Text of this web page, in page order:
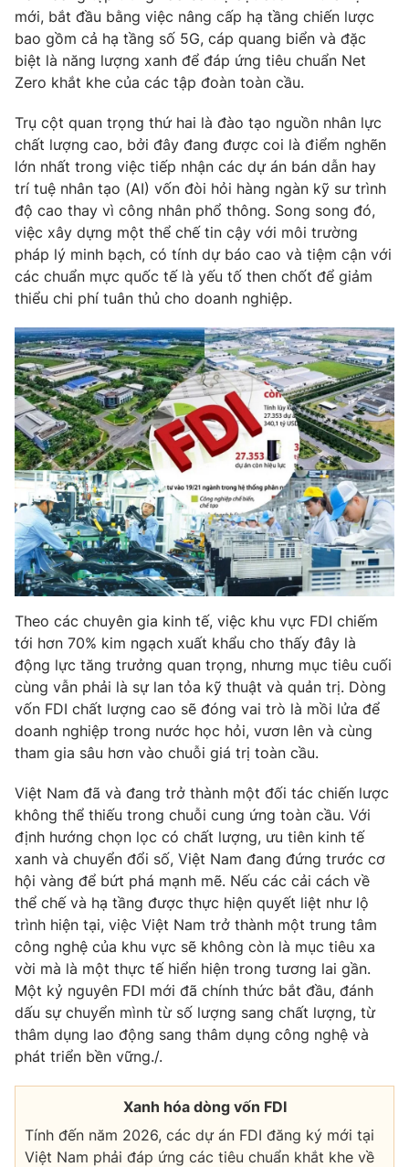
mới, bắt đầu bằng việc nâng cấp hạ tầng chiến lược
bao gồm cả hạ tầng số 5G, cáp quang biển và đặc
biệt là năng lượng xanh để đáp ứng tiêu chuẩn Net
Zero khắt khe của các tập đoàn toàn cầu.
Trụ cột quan trọng thứ hai là đào tạo nguồn nhân lực
chất lượng cao, bởi đây đang được coi là điểm nghẽn
lớn nhất trong việc tiếp nhận các dự án bán dẫn hay
trí tuệ nhân tạo (AI) vốn đòi hỏi hàng ngàn kỹ sư trình
độ cao thay vì công nhân phổ thông. Song song đó,
việc xây dựng một thể chế tin cậy với môi trường
pháp lý minh bạch, có tính dự báo cao và tiệm cận với
các chuẩn mực quốc tế là yếu tố then chốt để giảm
thiểu chi phí tuân thủ cho doanh nghiệp.
Theo các chuyên gia kinh tế, việc khu vực FDI chiếm
tới hơn 70% kim ngạch xuất khẩu cho thấy đây là
động lực tăng trưởng quan trọng, nhưng mục tiêu cuối
cùng vẫn phải là sự lan tỏa kỹ thuật và quản trị. Dòng
vốn FDI chất lượng cao sẽ đóng vai trò là mồi lửa để
doanh nghiệp trong nước học hỏi, vươn lên và cùng
tham gia sâu hơn vào chuỗi giá trị toàn cầu.
Việt Nam đã và đang trở thành một đối tác chiến lược
không thể thiếu trong chuỗi cung ứng toàn cầu. Với
định hướng chọn lọc có chất lượng, ưu tiên kinh tế
xanh và chuyển đổi số, Việt Nam đang đứng trước cơ
hội vàng để bứt phá mạnh mẽ. Nếu các cải cách về
thể chế và hạ tầng được thực hiện quyết liệt như lộ
trình hiện tại, việc Việt Nam trở thành một trung tâm
công nghệ của khu vực sẽ không còn là mục tiêu xa
vời mà là một thực tế hiển hiện trong tương lai gần.
Một kỷ nguyên FDI mới đã chính thức bắt đầu, đánh
dấu sự chuyển mình từ số lượng sang chất lượng, từ
thâm dụng lao động sang thâm dụng công nghệ và
phát triển bền vững./.
Xanh hóa dòng vốn FDI
Tính đến năm 2026, các dự án FDI đăng ký mới tại
Việt Nam phải đáp ứng các tiêu chuẩn khắt khe về